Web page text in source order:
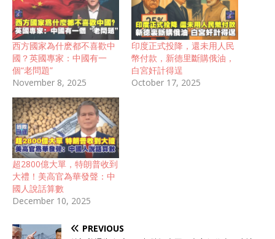
西方國家為什麽都不喜歡中
國？英國專家：中國有一
個“老問題”
November 8, 2025
印度正式投降，還未用人民
幣付款，新德里斷購俄油，
白宮奸計得逞
October 17, 2025
超2800億大單，特朗普收到
大禮！美高官為華發聲：中
國人說話算數
December 10, 2025
PREVIOUS